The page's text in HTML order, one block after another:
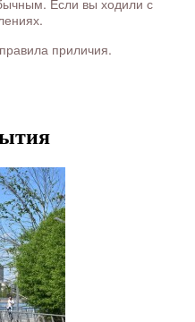
Если вы ходили с
приличия.